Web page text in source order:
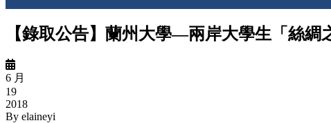
【錄取公告】蘭州大學—兩岸大學生「絲
6 月
19
2018
By elaineyi